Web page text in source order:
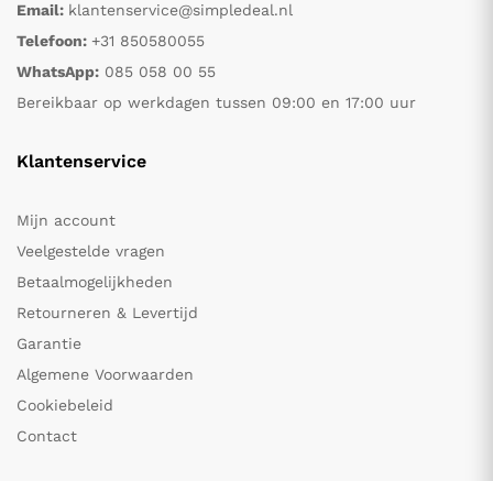
Email: klantenservice@simpledeal.nl
Telefoon: +31 850580055
WhatsApp: 085 058 00 55
Bereikbaar op werkdagen tussen 09:00 en 17:00 uur
Klantenservice
Mijn account
Veelgestelde vragen
Betaalmogelijkheden
Retourneren & Levertijd
Garantie
Algemene Voorwaarden
Cookiebeleid
Contact